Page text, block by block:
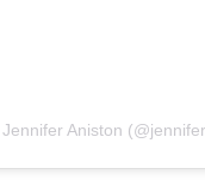
Aniston